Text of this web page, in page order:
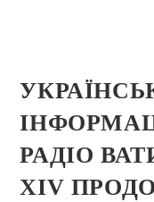
РАДІО
XІV